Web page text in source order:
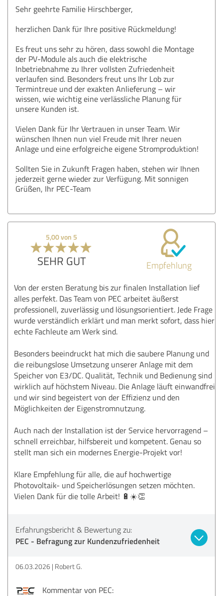
Sehr geehrte Familie Hirschberger,
herzlichen Dank für Ihre positive Rückmeldung!
Es freut uns sehr zu hören, dass sowohl die Montage
der PV-Module als auch die elektrische
Inbetriebnahme zu Ihrer vollsten Zufriedenheit
verlaufen sind. Besonders freut uns Ihr Lob zur
Termintreue und der exakten Anlieferung – wir
wissen, wie wichtig eine verlässliche Planung für
unsere Kunden ist.
Vielen Dank für Ihr Vertrauen in unser Team. Wir
wünschen Ihnen nun viel Freude mit Ihrer neuen
Anlage und eine erfolgreiche eigene Stromproduktion!
Sollten Sie in Zukunft Fragen haben, stehen wir Ihnen
jederzeit gerne wieder zur Verfügung. Mit sonnigen
Grüßen, Ihr PEC-Team
5,00 von 5
SEHR GUT Empfehlung
Von der ersten Beratung bis zur finalen Installation lief
alles perfekt. Das Team von PEC arbeitet äußerst
professionell, zuverlässig und lösungsorientiert. Jede Frage
wurde verständlich erklärt und man merkt sofort, dass hier
echte Fachleute am Werk sind.
Besonders beeindruckt hat mich die saubere Planung und
die reibungslose Umsetzung unserer Anlage mit dem
Speicher von E3/DC. Qualität, Technik und Bedienung sind
wirklich auf höchstem Niveau. Die Anlage läuft einwandfrei
und wir sind begeistert von der Effizienz und den
Möglichkeiten der Eigenstromnutzung.
Auch nach der Installation ist der Service hervorragend –
schnell erreichbar, hilfsbereit und kompetent. Genau so
stellt man sich ein modernes Energie-Projekt vor!
Klare Empfehlung für alle, die auf hochwertige
Photovoltaik- und Speicherlösungen setzen möchten.
Vielen Dank für die tolle Arbeit! 🔋☀️👏
Erfahrungsbericht & Bewertung zu:
PEC - Befragung zur Kundenzufriedenheit
06.03.2026 Robert G.
Kommentar von PEC: